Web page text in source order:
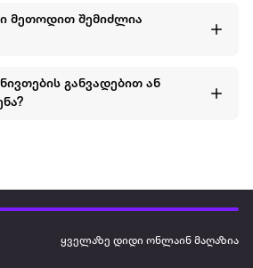
მეთოდით შემიძლია
განვადებით ან
ყველაზე დიდი ონლაინ მაღაზია